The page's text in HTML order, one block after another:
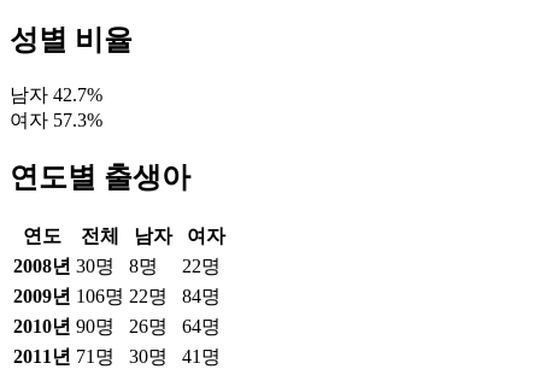
성별 비율
남자 42.7%
여자 57.3%
연도별 출생아
연도 전체 남자
여자
2008년 30명 8명 22명
2009년 106명 22명 84명
2010년 90명 26명 64명
2011 년 71 명 30명 41 명